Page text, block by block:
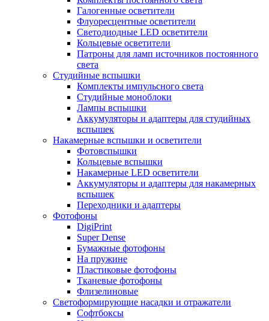
Галогенные осветители
Флуоресцентные осветители
Светодиодные LED осветители
Кольцевые осветители
Патроны для ламп источников постоянного
света
Студийные вспышки
Комплекты импульсного света
Студийные моноблоки
Лампы вспышки
Аккумуляторы и адаптеры для студийных
вспышек
Накамерные вспышки и осветители
Фотовспышки
Кольцевые вспышки
Накамерные LED осветители
Аккумуляторы и адаптеры для накамерных
вспышек
Переходники и адаптеры
Фотофоны
DigiPrint
Super Dense
Бумажные фотофоны
На пружине
Пластиковые фотофоны
Тканевые фотофоны
Флизелиновые
Светоформирующие насадки и отражатели
Софтбоксы